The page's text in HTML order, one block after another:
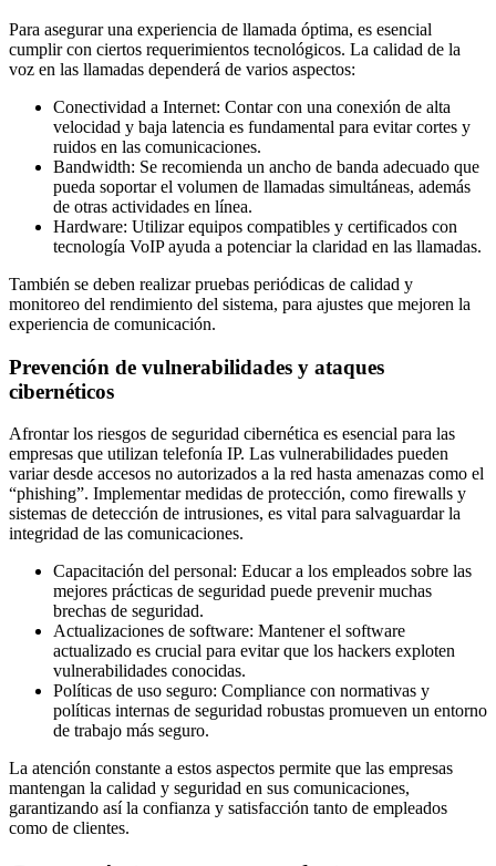
Para asegurar una experiencia de llamada óptima, es esencial
cumplir con ciertos requerimientos tecnológicos. La calidad de la
voz en las llamadas dependerá de varios aspectos:
Conectividad a Internet: Contar con una conexión de alta
velocidad y baja latencia es fundamental para evitar cortes y
ruidos en las comunicaciones.
Bandwidth: Se recomienda un ancho de banda adecuado que
pueda soportar el volumen de llamadas simultáneas, además
de otras actividades en línea.
Hardware: Utilizar equipos compatibles y certificados con
tecnología VoIP ayuda a potenciar la claridad en las llamadas.
También se deben realizar pruebas periódicas de calidad y
monitoreo del rendimiento del sistema, para ajustes que mejoren la
experiencia de comunicación.
Prevención de vulnerabilidades y ataques
cibernéticos
Afrontar los riesgos de seguridad cibernética es esencial para las
empresas que utilizan telefonía IP. Las vulnerabilidades pueden
variar desde accesos no autorizados a la red hasta amenazas como el
“phishing”. Implementar medidas de protección, como firewalls y
sistemas de detección de intrusiones, es vital para salvaguardar la
integridad de las comunicaciones.
Capacitación del personal: Educar a los empleados sobre las
mejores prácticas de seguridad puede prevenir muchas
brechas de seguridad.
Actualizaciones de software: Mantener el software
actualizado es crucial para evitar que los hackers exploten
vulnerabilidades conocidas.
Políticas de uso seguro: Compliance con normativas y
políticas internas de seguridad robustas promueven un entorno
de trabajo más seguro.
La atención constante a estos aspectos permite que las empresas
mantengan la calidad y seguridad en sus comunicaciones,
garantizando así la confianza y satisfacción tanto de empleados
como de clientes.